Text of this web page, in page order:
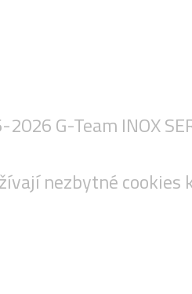
G-Team INOX
nezbytné cookies